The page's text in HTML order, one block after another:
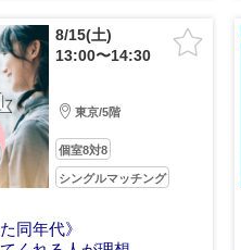
8/15(土)
13:00〜14:30
東京/5階
個室8対8
シングルマッチング
同年代》